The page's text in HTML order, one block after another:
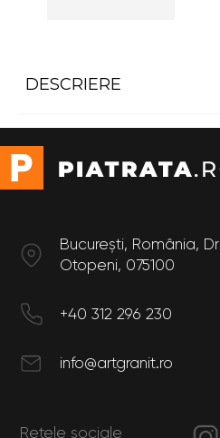
DESCRIERE
Dimensiuni:
Lungime: 0.6 m
Lățime: 0.3 m
București, România,
Otopeni, 075100
+40 312 296 230
info@artgranit.ro
Rețele sociale